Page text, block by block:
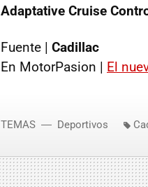
Adaptative Cruise
Fuente | Cadillac
En MotorPasion | El
TEMAS Deportivos